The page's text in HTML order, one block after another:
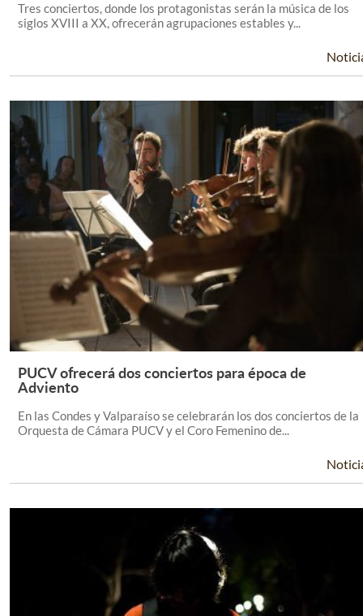
Tres conciertos, donde los protagonistas serán la música de los
siglos XVIII a XX, ofrecerán agrupaciones estables y...
Leer Más +
PUCV ofrecerá dos conciertos para época de
Adviento
En las Condes y Valparaíso se celebrarán los dos conciertos de la
Orquesta de Cámara PUCV y el Coro Femenino de...